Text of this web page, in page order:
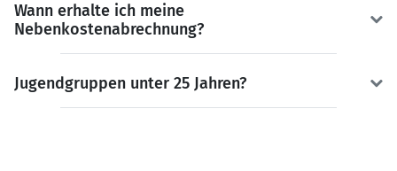
Wann erhalte ich meine
Nebenkostenabrechnung?
Jugendgruppen unter 25 Jahren?